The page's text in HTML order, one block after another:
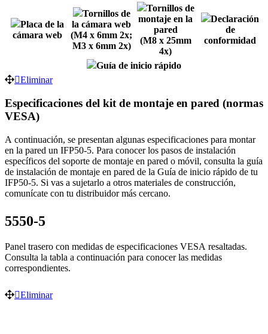
Placa de la
cámara web
Tornillos de
la cámara web
(M4 x 6mm 2x;
M3 x 6mm 2x)
Tornillos de
montaje en la
pared
(M8 x 25mm
4x)
Declaración
de
conformidad
Guía de inicio rápido
Eliminar
Especificaciones del kit de montaje en pared (normas
VESA)
A continuación, se presentan algunas especificaciones para montar
en la pared un IFP50-5. Para conocer los pasos de instalación
específicos del soporte de montaje en pared o móvil, consulta la guía
de instalación de montaje en pared de la Guía de inicio rápido de tu
IFP50-5. Si vas a sujetarlo a otros materiales de construcción,
comunícate con tu distribuidor más cercano.
5550-5
Panel trasero con medidas de especificaciones VESA resaltadas.
Consulta la tabla a continuación para conocer las medidas
correspondientes.
Eliminar